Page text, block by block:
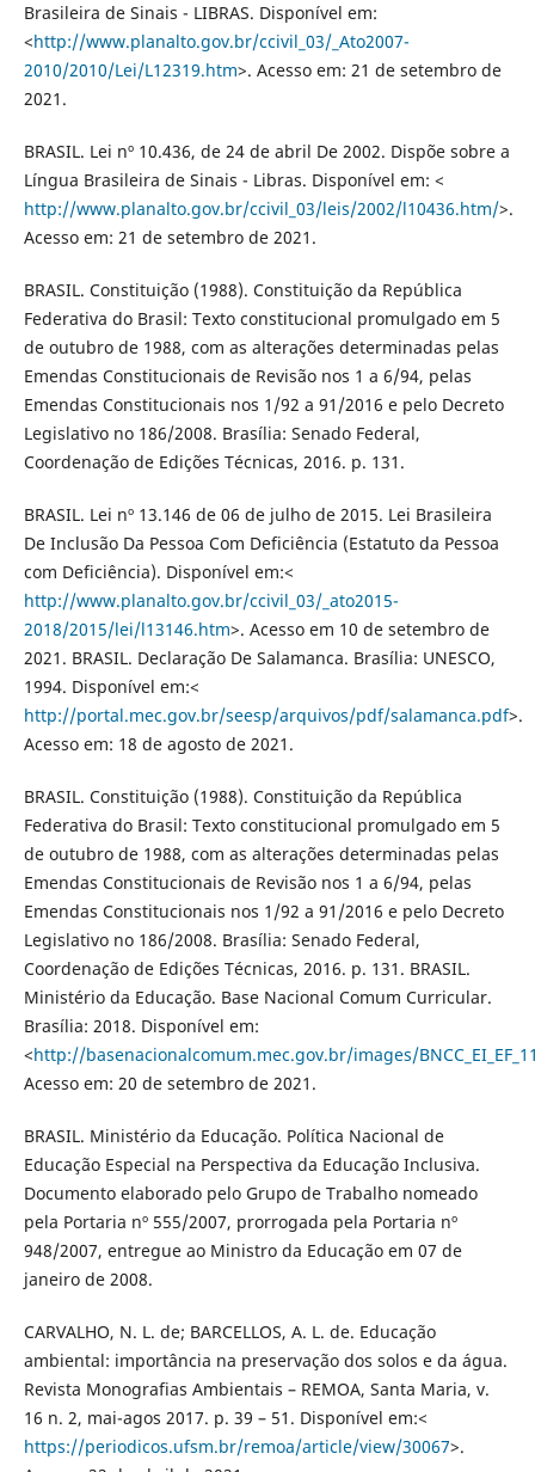
Brasileira de Sinais - LIBRAS. Disponível em:
<http://www.planalto.gov.br/ccivil_03/_Ato2007-
2010/2010/Lei/L12319.htm>. Acesso em: 21 de setembro de
2021.
BRASIL. Lei nº 10.436, de 24 de abril De 2002. Dispõe sobre a
Língua Brasileira de Sinais - Libras. Disponível em: <
http://www.planalto.gov.br/ccivil_03/leis/2002/l10436.htm/>.
Acesso em: 21 de setembro de 2021.
BRASIL. Constituição (1988). Constituição da República
Federativa do Brasil: Texto constitucional promulgado em 5
de outubro de 1988, com as alterações determinadas pelas
Emendas Constitucionais de Revisão nos 1 a 6/94, pelas
Emendas Constitucionais nos 1/92 a 91/2016 e pelo Decreto
Legislativo no 186/2008. Brasília: Senado Federal,
Coordenação de Edições Técnicas, 2016. p. 131.
BRASIL. Lei nº 13.146 de 06 de julho de 2015. Lei Brasileira
De Inclusão Da Pessoa Com Deficiência (Estatuto da Pessoa
com Deficiência). Disponível em:<
http://www.planalto.gov.br/ccivil_03/_ato2015-
2018/2015/lei/l13146.htm>. Acesso em 10 de setembro de
2021. BRASIL. Declaração De Salamanca. Brasília: UNESCO,
1994. Disponível em:<
http://portal.mec.gov.br/seesp/arquivos/pdf/salamanca.pdf>.
Acesso em: 18 de agosto de 2021.
BRASIL. Constituição (1988). Constituição da República
Federativa do Brasil: Texto constitucional promulgado em 5
de outubro de 1988, com as alterações determinadas pelas
Emendas Constitucionais de Revisão nos 1 a 6/94, pelas
Emendas Constitucionais nos 1/92 a 91/2016 e pelo Decreto
Legislativo no 186/2008. Brasília: Senado Federal,
Coordenação de Edições Técnicas, 2016. p. 131. BRASIL.
Ministério da Educação. Base Nacional Comum Curricular.
Brasília: 2018. Disponível em:
<http://basenacionalcomum.mec.gov.br/images/
Acesso em: 20 de setembro de 2021.
BRASIL. Ministério da Educação. Política Nacional de
Educação Especial na Perspectiva da Educação Inclusiva.
Documento elaborado pelo Grupo de Trabalho nomeado
pela Portaria nº 555/2007, prorrogada pela Portaria nº
948/2007, entregue ao Ministro da Educação em 07 de
janeiro de 2008.
CARVALHO, N. L. de; BARCELLOS, A. L. de. Educação
ambiental: importância na preservação dos solos e da água.
Revista Monografias Ambientais – REMOA, Santa Maria, v.
16 n. 2, mai-agos 2017. p. 39 – 51. Disponível em:<
https://periodicos.ufsm.br/remoa/article/view/30067>.